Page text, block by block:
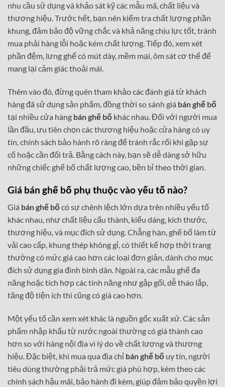
nhu cầu sử dụng và khảo sát kỹ các mẫu mã, chất liệu và
thương hiệu. Trước hết, bạn nên kiểm tra chất lượng phần
khung, đảm bảo độ vững chắc và khả năng chịu lực tốt, tránh
mua phải hàng lỗi hoặc kém chất lượng. Tiếp đó, xem xét
phần đệm, lưng ghế có mút dày, mềm mại, ôm sát cơ thể để
mang lại cảm giác thoải mái.
Thêm vào đó, đừng quên tham khảo các đánh giá từ khách
hàng đã sử dụng sản phẩm, đồng thời so sánh giá bán ghế bố
tại nhiều cửa hàng bán ghế bố khác nhau. Đối với người mua
lần đầu, ưu tiên chọn các thương hiệu hoặc cửa hàng có uy
tín, chính sách bảo hành rõ ràng để tránh rắc rối khi gặp sự
cố hoặc cần đổi trả. Bằng cách này, bạn sẽ dễ dàng sở hữu
những chiếc ghế bố chất lượng cao, bền bỉ theo thời gian.
Giá bán ghế bố phụ thuộc vào yếu tố nào?
Giá bán ghế bố có sự chênh lệch lớn dựa trên nhiều yếu tố
khác nhau, như chất liệu cấu thành, kiểu dáng, kích thước,
thương hiệu, và mục đích sử dụng. Chẳng hạn, ghế bố làm từ
vải cao cấp, khung thép không gỉ, có thiết kế hợp thời trang
thường có mức giá cao hơn các loại đơn giản, dành cho mục
đích sử dụng gia đình bình dân. Ngoài ra, các mẫu ghế đa
năng hoặc tích hợp các tính năng như gập gối, dễ tháo lắp,
tăng độ tiện ích thì cũng có giá cao hơn.
Một yếu tố cần xem xét khác là nguồn gốc xuất xứ. Các sản
phẩm nhập khẩu từ nước ngoài thường có giá thành cao
hơn so với hàng nội địa vì lý do về chất lượng và thương
hiệu. Đặc biệt, khi mua qua địa chỉ bán ghế bố uy tín, người
tiêu dùng thường phải trả mức giá phù hợp, kèm theo các
chính sách hậu mãi, bảo hành đi kèm, giúp đảm bảo quyền lợi